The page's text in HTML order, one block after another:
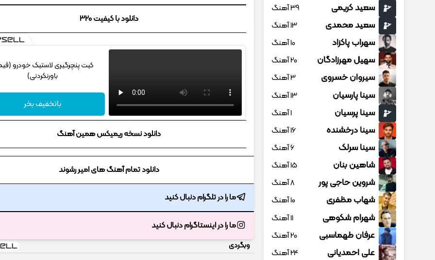
دانلود با کیفیت 320
کیت پنچرگیری لاستیک خودرو
باورنکردنی)
باتخفیف بخر
دانلود نسخه ریمیکس همین آهنگ
دانلود تمام آهنگ های امیر رشوند
ما را در تلگرام دنبال کنید
ما را در اینستاگرام دنبال کنید
وبگردی
سعید کریمی 39 آهنگ
سعید محمدی 13 آهنگ
سهراب پاکزاد 10 آهنگ
سهیل مهرزادگان 20 آهنگ
سیروان خسروی 3 آهنگ
سینا پارسیان 13 آهنگ
سینا پرسیان 1 آهنگ
سینا درخشنده 16 آهنگ
سینا سرلک 6 آهنگ
شاهین بنان 15 آهنگ
شروین حاجی پور 8 آهنگ
شهاب مظفری 10 آهنگ
شهرام شکوهی 11 آهنگ
عرفان طهماسبی 20 آهنگ
علی احمدیانی 24 آهنگ